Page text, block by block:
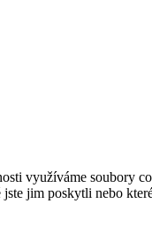
využíváme soubory
jim poskytli nebo